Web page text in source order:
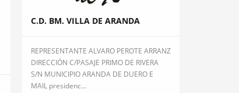
C.D. BM. VILLA DE ARANDA
REPRESENTANTE ALVARO PEROTE ARRANZ
DIRECCIÓN C/PASAJE PRIMO DE RIVERA
S/N MUNICIPIO ARANDA DE DUERO E
MAIL presidenc...